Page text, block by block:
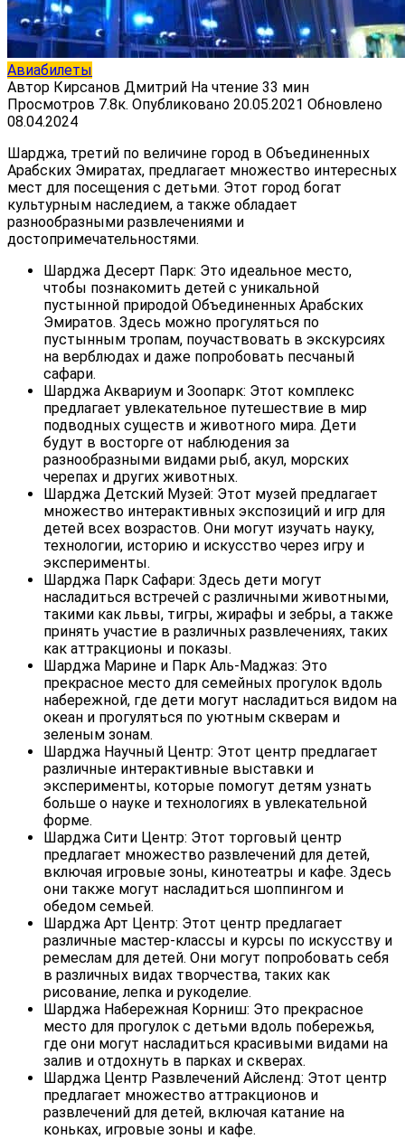
Авиабилеты
Автор Кирсанов Дмитрий На чтение 33 мин
Просмотров 7.8к. Опубликовано 20.05.2021 Обновлено
08.04.2024
Шарджа, третий по величине город в Объединенных
Арабских Эмиратах, предлагает множество интересных
мест для посещения с детьми. Этот город богат
культурным наследием, а также обладает
разнообразными развлечениями и
достопримечательностями.
Шарджа Десерт Парк: Это идеальное место,
чтобы познакомить детей с уникальной
пустынной природой Объединенных Арабских
Эмиратов. Здесь можно прогуляться по
пустынным тропам, поучаствовать в экскурсиях
на верблюдах и даже попробовать песчаный
сафари.
Шарджа Аквариум и Зоопарк: Этот комплекс
предлагает увлекательное путешествие в мир
подводных существ и животного мира. Дети
будут в восторге от наблюдения за
разнообразными видами рыб, акул, морских
черепах и других животных.
Шарджа Детский Музей: Этот музей предлагает
множество интерактивных экспозиций и игр для
детей всех возрастов. Они могут изучать науку,
технологии, историю и искусство через игру и
эксперименты.
Шарджа Парк Сафари: Здесь дети могут
насладиться встречей с различными животными,
такими как львы, тигры, жирафы и зебры, а также
принять участие в различных развлечениях, таких
как аттракционы и показы.
Шарджа Марине и Парк Аль-Маджаз: Это
прекрасное место для семейных прогулок вдоль
набережной, где дети могут насладиться видом на
океан и прогуляться по уютным скверам и
зеленым зонам.
Шарджа Научный Центр: Этот центр предлагает
различные интерактивные выставки и
эксперименты, которые помогут детям узнать
больше о науке и технологиях в увлекательной
форме.
Шарджа Сити Центр: Этот торговый центр
предлагает множество развлечений для детей,
включая игровые зоны, кинотеатры и кафе. Здесь
они также могут насладиться шоппингом и
обедом семьей.
Шарджа Арт Центр: Этот центр предлагает
различные мастер-классы и курсы по искусству и
ремеслам для детей. Они могут попробовать себя
в различных видах творчества, таких как
рисование, лепка и рукоделие.
Шарджа Набережная Корниш: Это прекрасное
место для прогулок с детьми вдоль побережья,
где они могут насладиться красивыми видами на
залив и отдохнуть в парках и скверах.
Шарджа Центр Развлечений Айсленд: Этот центр
предлагает множество аттракционов и
развлечений для детей, включая катание на
коньках, игровые зоны и кафе.